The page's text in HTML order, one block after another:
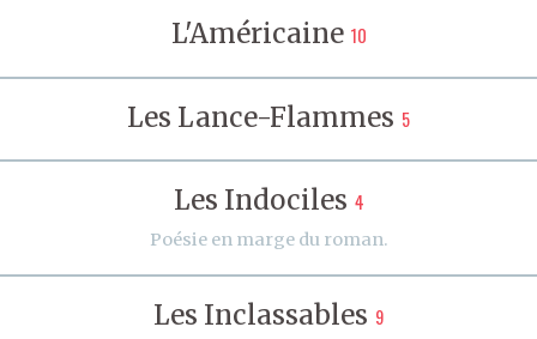
L'Américaine 10
Les Lance-Flammes 5
Les Indociles 4
Poésie en marge du roman.
Les Inclassables 9